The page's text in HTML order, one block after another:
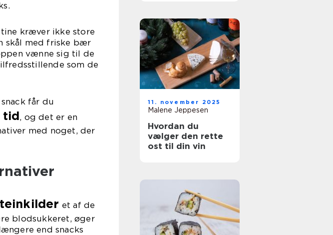
kræver ikke store
skål med friske bær
vænne sig til de
som de
får du
tid, og det er en
med noget, der
et af de
blodsukkeret, øger
end snacks
11. november 2025
Malene Jeppesen
Hvordan du
vælger den rette
ost til din vin